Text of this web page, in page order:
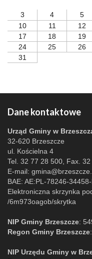
3
4 5
10
11 12
17
18 19
24
25 26
31
Dane kontaktowe
Urząd Gminy w
32-620 Brzeszcze
ul. Kościelna 4
Tel. 32 77 28 500, Fax. 32
E-mail:
BAE: AE:PL-78246-
Elektroniczna skrzynka
/6m973oagob/skrytka
NIP Gminy Brzeszcze:
Regon Gminy Brzeszcze
NIP Urzędu Gminy w